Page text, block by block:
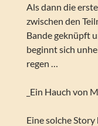
Als dann die
zwischen den
Bande geknüpft
beginnt sich
regen …
_Ein Hauch von
Eine solche